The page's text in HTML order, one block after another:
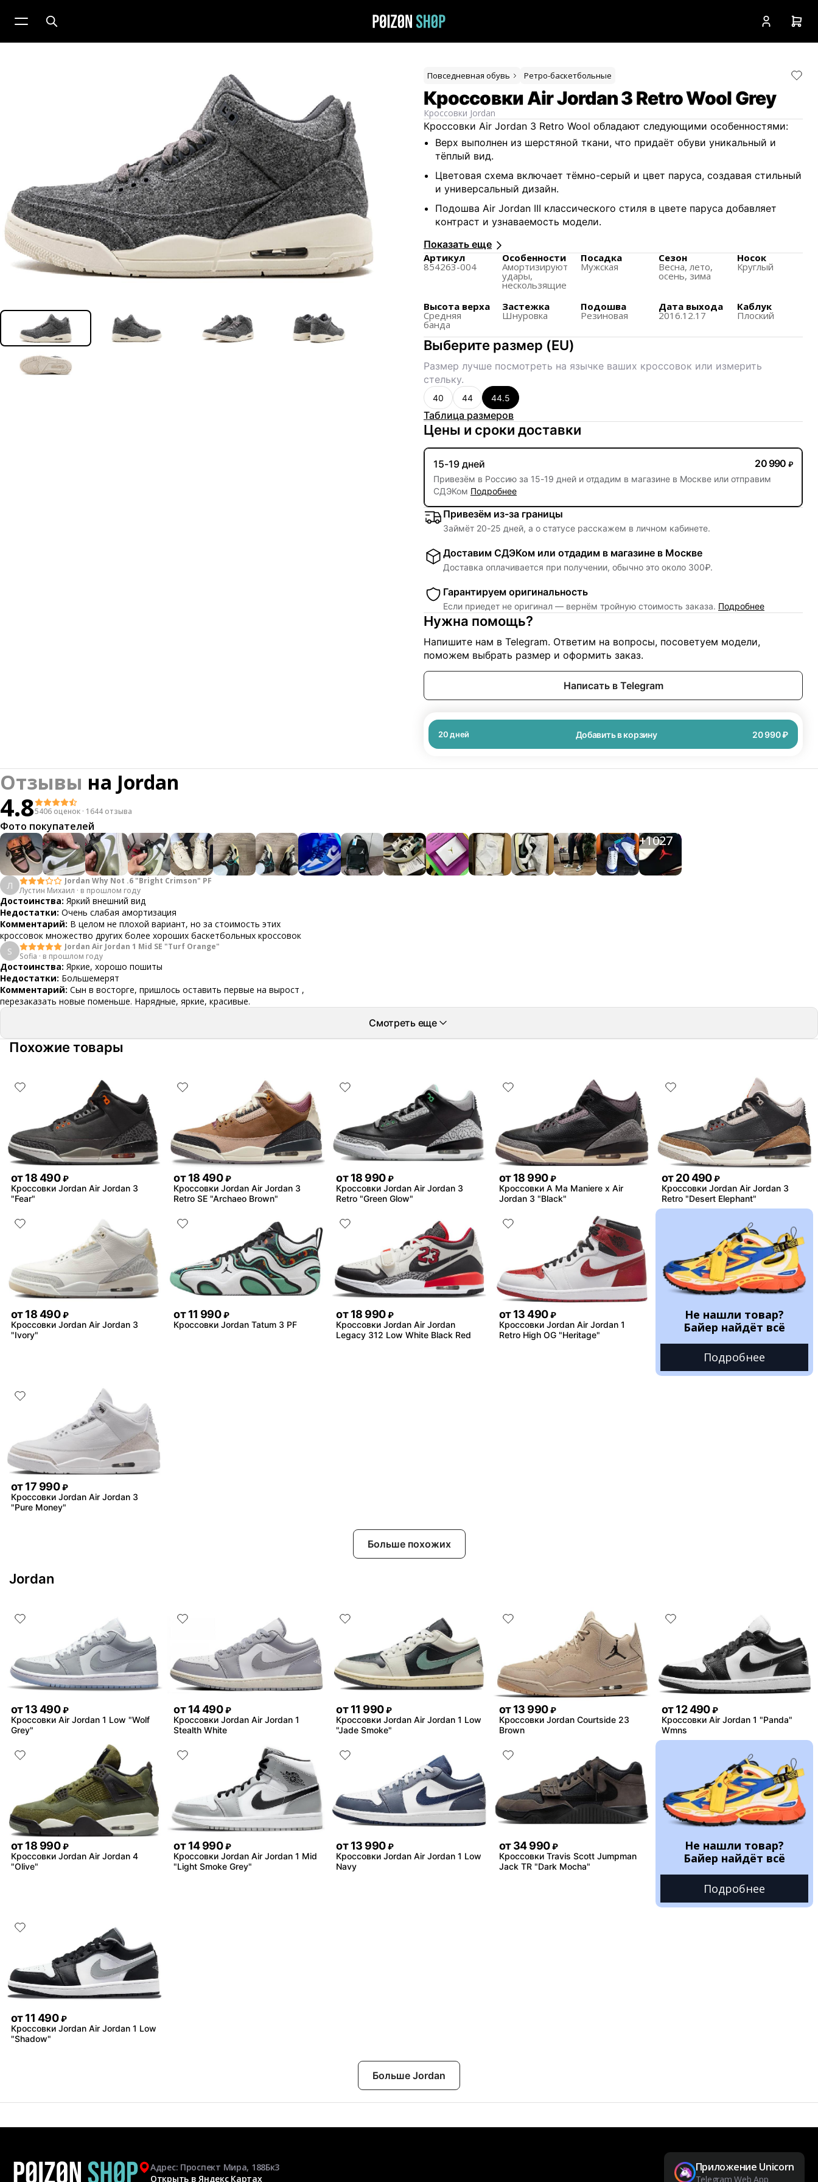
Повседневная обувь Ретро-баскетбольные
Кроссовки Air Jordan 3 Retro Wool Grey
Кроссовки Jordan
Кроссовки Air Jordan 3 Retro Wool обладают следующими особенностями:
Верх выполнен из шерстяной ткани, что придаёт обуви уникальный и
тёплый вид.
Цветовая схема включает тёмно-серый и цвет паруса, создавая стильный
и универсальный дизайн.
Подошва Air Jordan III классического стиля в цвете паруса добавляет
контраст и узнаваемость модели.
Эта модель была выпущена в декабре 2016 года как часть зимней
коллекции.
Кроссовки предназначены для повседневного использования,
обеспечивая комфорт и стиль в холодное время года.
Особенностью является 100% подлинность и новизна в оригинальной
упаковке, как подтверждение качества.
Разработаны для широкой аудитории, ценящей как спортивный, так и
модный аспекты обуви.
Показать еще
Артикул
854263-004
Особенности
Амортизируют
удары,
нескользящиe
Посадка
Мужская
Сезон
Весна, лето,
осень, зима
Носок
Круглый
Высота верха
Средняя
банда
Застежка
Шнуровка
Подошва
Резиновая
Дата выхода
2016.12.17
Каблук
Плоский
Выберите размер (EU)
Размер лучше посмотреть на язычке ваших кроссовок или измерить
стельку.
40 44 44.5
Таблица размеров
Цены и сроки доставки
15-19 дней 20 990 ₽
Привезём в Россию за 15-19 дней и отдадим в магазине в Москве или отправим
СДЭКом Подробнее
Привезём из-за границы
Займёт 20-25 дней, а о статусе расскажем в личном кабинете.
Доставим СДЭКом или отдадим в магазине в Москве
Доставка оплачивается при получении, обычно это около 300₽.
Гарантируем оригинальность
Если приедет не оригинал — вернём тройную стоимость заказа. Подробнее
Нужна помощь?
Напишите нам в Telegram. Ответим на вопросы, посоветуем модели,
поможем выбрать размер и оформить заказ.
Написать в Telegram
20дней Добавить в корзину 20 990 ₽
Отзывы на Jordan
4.85406 оценок · 1644 отзыва
Фото покупателей
+1027
Л
Jordan Why Not .6 "Bright Crimson" PF
Лустин Михаил · в прошлом году
Достоинства: Яркий внешний вид
Недостатки: Очень слабая амортизация
Комментарий: В целом не плохой вариант, но за стоимость этих
кроссовок множество других более хороших баскетбольных кроссовок
S
Jordan Air Jordan 1 Mid SE "Turf Orange"
Sofia · в прошлом году
Достоинства: Яркие, хорошо пошиты
Недостатки: Большемерят
Комментарий: Сын в восторге, пришлось оставить первые на вырост ,
перезаказать новые поменьше. Нарядные, яркие, красивые.
Смотреть еще
Похожие товары
от18 490 ₽
Кроссовки Jordan Air Jordan 3
"Fear"
от 18 490 ₽
Кроссовки Jordan Air Jordan 3
Retro SE "Archaeo Brown"
от 18 990 ₽
Кроссовки Jordan Air Jordan 3
Retro "Green Glow"
от 18 990 ₽
Кроссовки A Ma Maniere x Air
Jordan 3 "Black"
от 20 490 ₽
Кроссовки Jordan Air Jordan 3
Retro "Desert Elephant"
от18 490 ₽
Кроссовки Jordan Air Jordan 3
"Ivory"
от 11 990 ₽
Кроссовки Jordan Tatum 3 PF
от 18 990 ₽
Кроссовки Jordan Air Jordan
Legacy 312 Low White Black Red
от 13 490 ₽
Кроссовки Jordan Air Jordan 1
Retro High OG "Heritage"
Не нашли товар?
Байер найдёт всё
Подробнее
от17 990 ₽
Кроссовки Jordan Air Jordan 3
"Pure Money"
Больше похожих
Jordan
от13 490 ₽
Кроссовки Air Jordan 1 Low "Wolf
Grey"
от 14 490 ₽
Кроссовки Jordan Air Jordan 1
Stealth White
от 11 990 ₽
Кроссовки Jordan Air Jordan 1 Low
"Jade Smoke"
от 13 990 ₽
Кроссовки Jordan Courtside 23
Brown
от 12 490 ₽
Кроссовки Air Jordan 1 "Panda"
Wmns
от18 990 ₽
Кроссовки Jordan Air Jordan 4
"Olive"
от 14 990 ₽
Кроссовки Jordan Air Jordan 1 Mid
"Light Smoke Grey"
от 13 990 ₽
Кроссовки Jordan Air Jordan 1 Low
Navy
от 34 990 ₽
Кроссовки Travis Scott Jumpman
Jack TR "Dark Mocha"
Не нашли товар?
Байер найдёт всё
Подробнее
от11 490 ₽
Кроссовки Jordan Air Jordan 1 Low
"Shadow"
Больше Jordan
Адрес: Проспект Мира, 188Бк3
Открыть в Яндекс Картах
Приложение Unicorn
Telegram Web App